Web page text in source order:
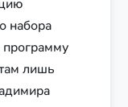
набора
лишь